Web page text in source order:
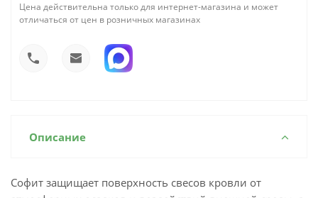
Цена действительна только для интернет-магазина и может
отличаться от цен в розничных магазинах
Описание
Софит защищает поверхность свесов кровли от